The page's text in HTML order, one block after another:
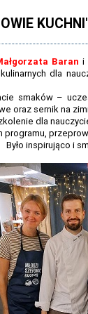
Baran i
dla
smaków –
oraz sernik na
dla
programu,
Było inspirująco i